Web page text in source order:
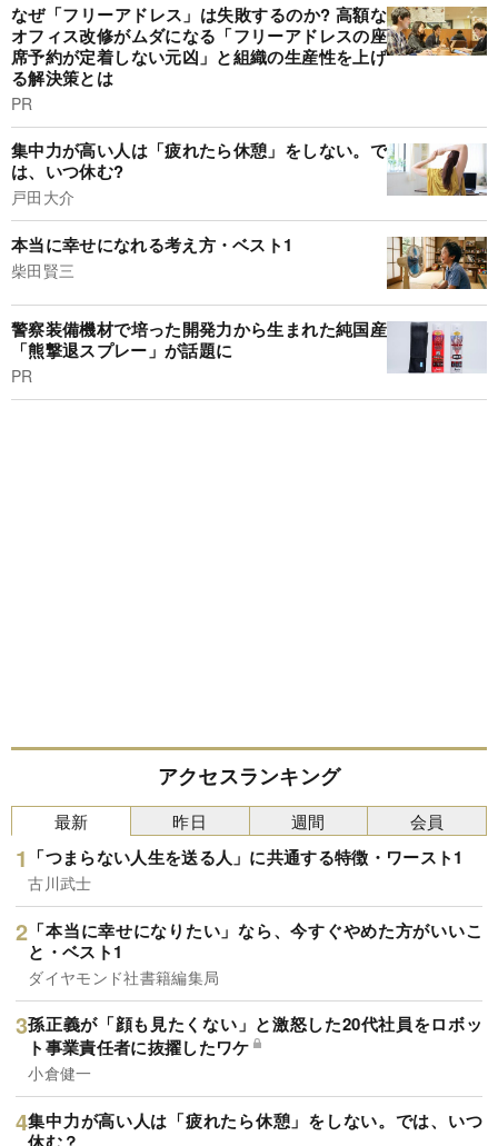
なぜ「フリーアドレス」は失敗するのか? 高額な
オフィス改修がムダになる「フリーアドレスの座
席予約が定着しない元凶」と組織の生産性を上げ
る解決策とは
PR
集中力が高い人は「疲れたら休憩」をしない。で
は、いつ休む?
戸田大介
本当に幸せになれる考え方・ベスト1
柴田賢三
警察装備機材で培った開発力から生まれた純国産
「熊撃退スプレー」が話題に
PR
アクセスランキング
最新
「つまらない人生を送る人」に共通する特徴・ワースト1
古川武士
「本当に幸せになりたい」なら、今すぐやめた方がいいこ
と・ベスト1
ダイヤモンド社書籍編集局
孫正義が「顔も見たくない」と激怒した20代社員をロボッ
ト事業責任者に抜擢したワケ
小倉健一
集中力が高い人は「疲れたら休憩」をしない。では、いつ
昨日 週間 会員